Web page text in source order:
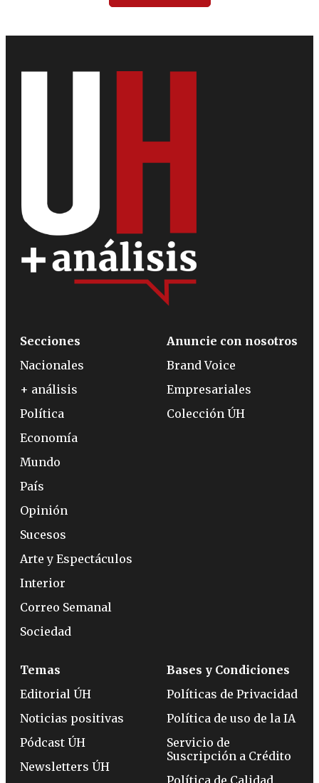
Secciones
Nacionales
+ análisis
Política
Economía
Mundo
País
Opinión
Sucesos
Arte y Espectáculos
Interior
Correo Semanal
Sociedad
Anuncie con nosotros
Brand Voice
Empresariales
Colección ÚH
Temas
Editorial ÚH
Noticias positivas
Pódcast ÚH
Newsletters ÚH
Bases y Condiciones
Políticas de Privacidad
Política de uso de la IA
Servicio de
Suscripción a Crédito
Política de Calidad